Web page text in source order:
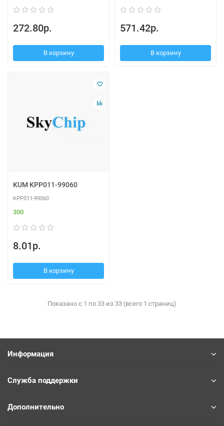
272.80р.
В корзину
571.42р.
В корзину
KUM KPP011-99060
KPP011-99060
300
8.01р.
В корзину
Показано с 1 по 33 из 33 (всего 1 страниц)
Информация
Служба поддержки
Дополнительно